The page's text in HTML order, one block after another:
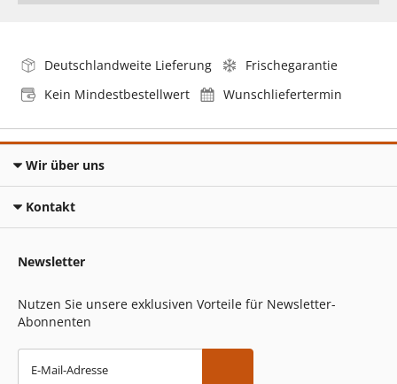
Deutschlandweite Lieferung
Frischegarantie
Kein Mindestbestellwert
Wunschliefertermin
Wir über uns
Kontakt
Newsletter
Nutzen Sie unsere exklusiven Vorteile für Newsletter-
Abonnenten
E-Mail-Adresse